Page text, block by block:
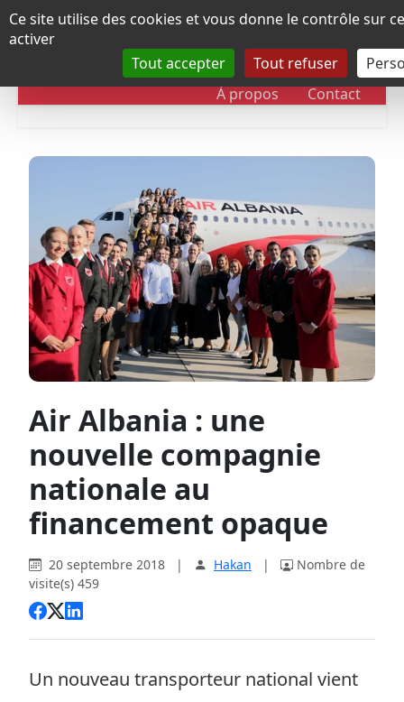
Panneau de gestion des cookies
Ce site utilise des cookies et vous donne le contrôle sur
activer
Tout accepter
Tout refuser
DOSSIERS CHRONOLOGIE
À propos Contact
Air Albania : une
nouvelle compagnie
nationale au
financement opaque
20 septembre 2018 | Hakan |
Nombre de
visite(s) 459
Un nouveau transporteur national vient